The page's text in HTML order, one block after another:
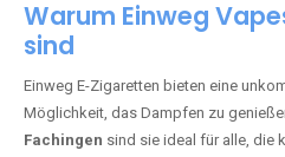
Warum Einweg
sind
Einweg E-Zigaretten bieten eine
Möglichkeit, das Dampfen zu
Fachingen sind sie ideal für alle, die